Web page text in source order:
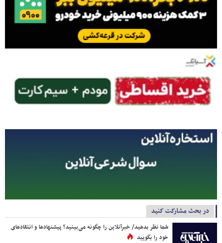
در بحث مشارکت کنید
شما نظر بدهید/ خبرآنلاین را چگونه می‌بینید؟ پیشنهادها و انتقادهای
خود را بگویید